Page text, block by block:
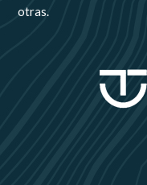
otras.